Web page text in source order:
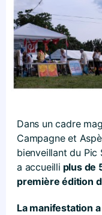
Dans un cadre
Campagne et
bienveillant du Pic
a accueilli plus de
première édition
La manifestation